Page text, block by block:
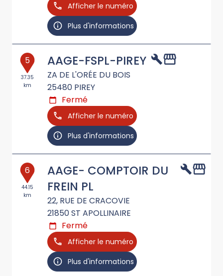
Afficher le numéro
Plus d'informations
5
37.35
km
AAGE-FSPL-PIREY
ZA DE L'ORÉE DU BOIS
25480 PIREY
Fermé
Afficher le numéro
Plus d'informations
6
44.15
km
AAGE- COMPTOIR DU
FREIN PL
22, RUE DE CRACOVIE
21850ST APOLLINAIRE
Fermé
Afficher le numéro
Plus d'informations